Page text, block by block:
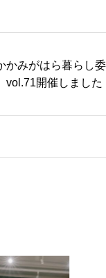
みがはら暮らし
vol.71開催しました
イ